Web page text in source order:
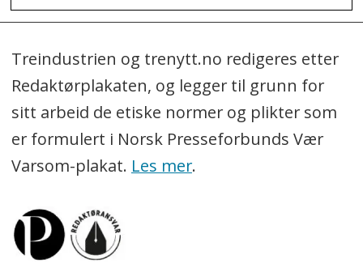
Treindustrien og trenytt.no redigeres etter
Redaktørplakaten, og legger til grunn for
sitt arbeid de etiske normer og plikter som
er formulert i Norsk Presseforbunds Vær
Varsom-plakat. Les mer.